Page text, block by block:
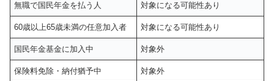
無職で国民年金を払う人 対象になる可能性あり
60歳以上65歳未満の任意加入者 対象になる可能性あり
国民年金基金に加入中 対象外
保険料免除・納付猶予中 対象外